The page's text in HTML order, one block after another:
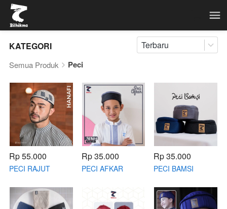
KATEGORI Terbaru
Semua Produk Peci
Rp 55.000
PECI RAJUT
Rp 35.000
PECI AFKAR
Rp 35.000
PECI BAMSI